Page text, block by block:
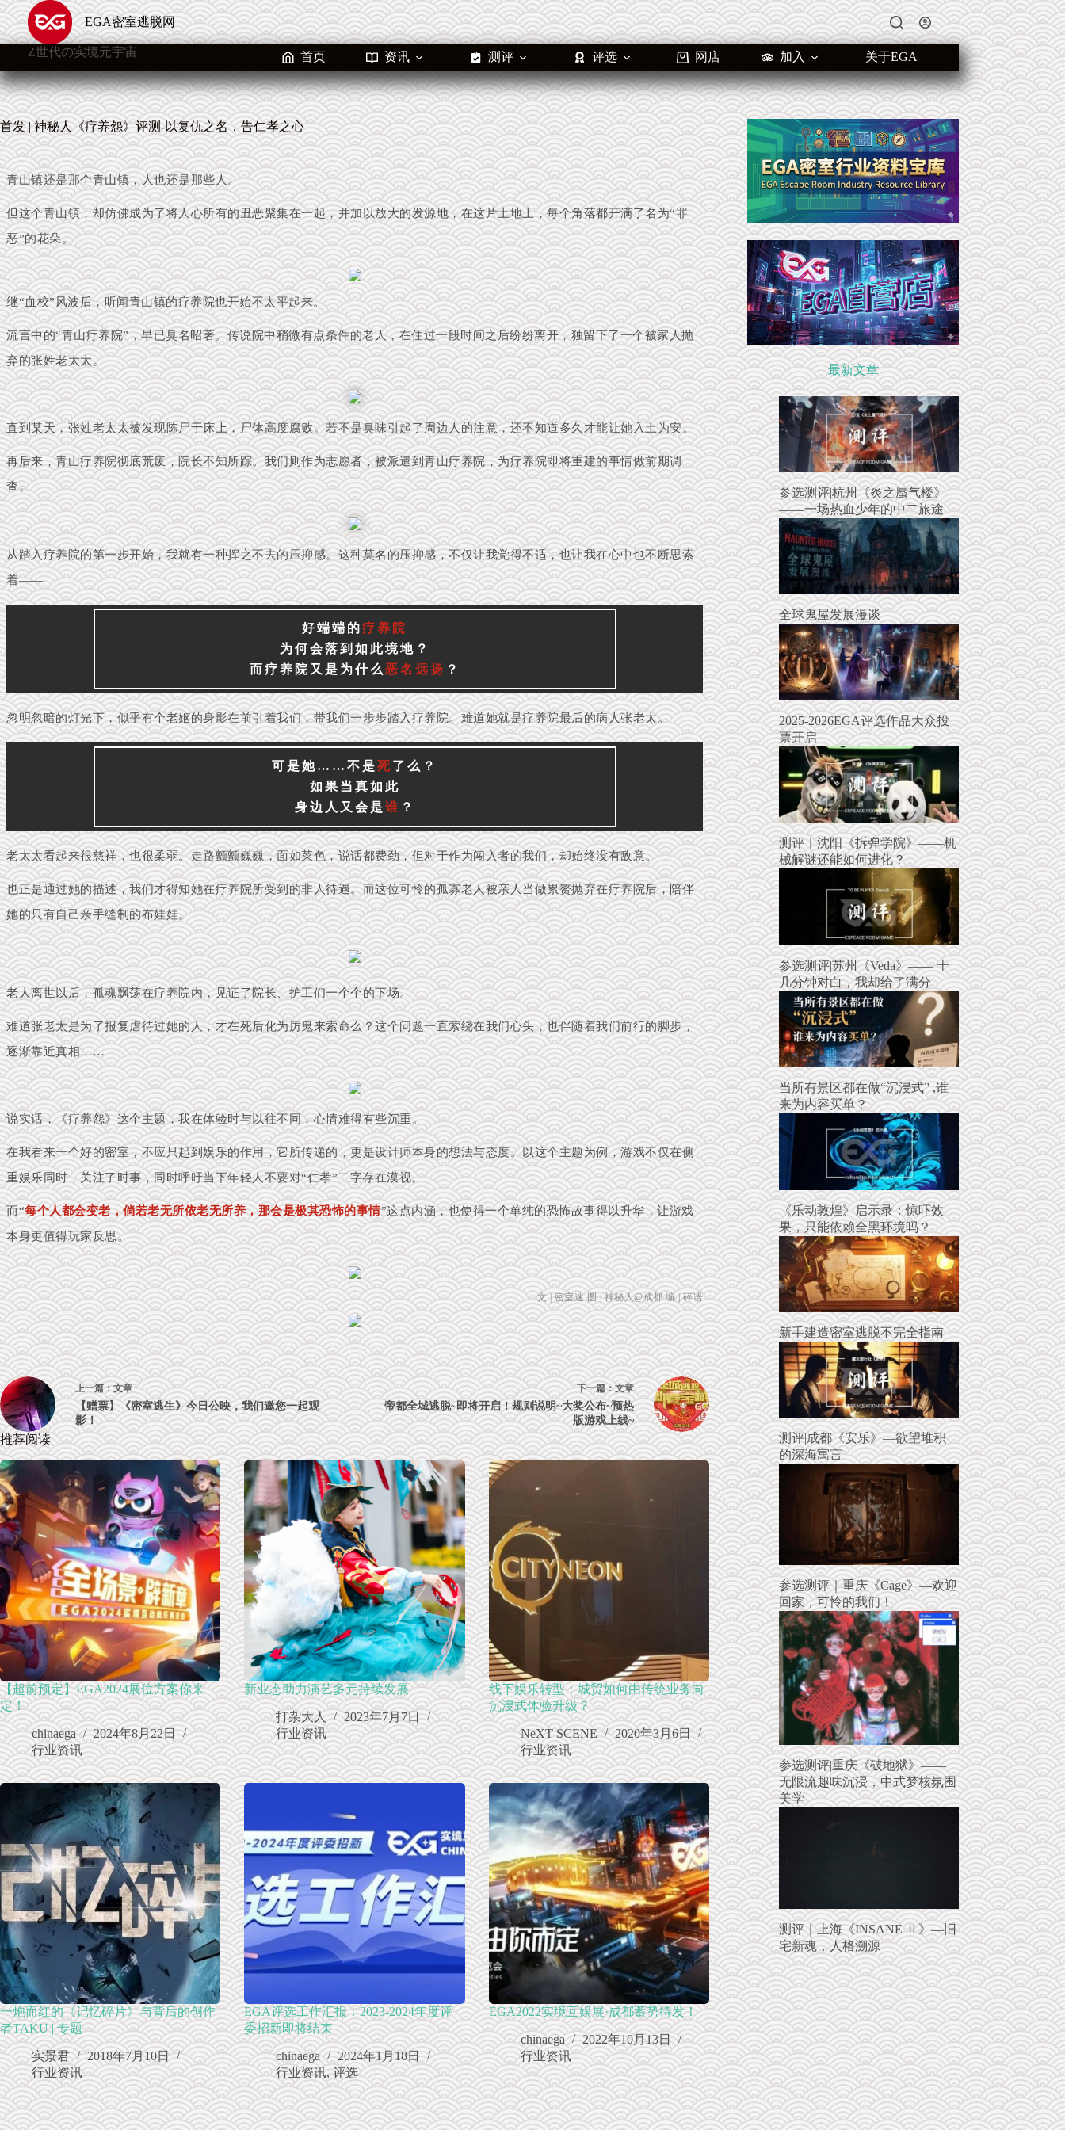
跳
至
内
EGA密室逃脱网
Z世代の实境元宇宙 首页 资讯 测评 评选 网店 加入 关于EGA
首发 | 神秘人《疗养怨》评测-以复仇之名，告仁孝之心
青山镇还是那个青山镇，人也还是那些人。
但这个青山镇，却仿佛成为了将人心所有的丑恶聚集在一起，并加以放大的发源地，在这片土地上，每个角落都开满了名为“罪
恶”的花朵。
继“血校”风波后，听闻青山镇的疗养院也开始不太平起来。
流言中的“青山疗养院”，早已臭名昭著。传说院中稍微有点条件的老人，在住过一段时间之后纷纷离开，独留下了一个被家人抛
弃的张姓老太太。
直到某天，张姓老太太被发现陈尸于床上，尸体高度腐败。若不是臭味引起了周边人的注意，还不知道多久才能让她入土为安。
再后来，青山疗养院彻底荒废，院长不知所踪。我们则作为志愿者，被派遣到青山疗养院，为疗养院即将重建的事情做前期调
查。
从踏入疗养院的第一步开始，我就有一种挥之不去的压抑感。这种莫名的压抑感，不仅让我觉得不适，也让我在心中也不断思索
着——
好端端的疗养院
为何会落到如此境地？
而疗养院又是为什么 恶名远扬 ？
忽明忽暗的灯光下，似乎有个老妪的身影在前引着我们，带我们一步步踏入疗养院。难道她就是疗养院最后的病人张老太。
可是她……不是死了么？
如果当真如此
身边人又会是谁 ？
老太太看起来很慈祥，也很柔弱。走路颤颤巍巍，面如菜色，说话都费劲，但对于作为闯入者的我们，却始终没有敌意。
也正是通过她的描述，我们才得知她在疗养院所受到的非人待遇。而这位可怜的孤寡老人被亲人当做累赘抛弃在疗养院后，陪伴
她的只有自己亲手缝制的布娃娃。
老人离世以后，孤魂飘荡在疗养院内，见证了院长、护工们一个个的下场。
难道张老太是为了报复虐待过她的人，才在死后化为厉鬼来索命么？这个问题一直萦绕在我们心头，也伴随着我们前行的脚步，
逐渐靠近真相……
说实话，《疗养怨》这个主题，我在体验时与以往不同，心情难得有些沉重。
在我看来一个好的密室，不应只起到娱乐的作用，它所传递的，更是设计师本身的想法与态度。以这个主题为例，游戏不仅在侧
重娱乐同时，关注了时事，同时呼吁当下年轻人不要对“仁孝”二字存在漠视。
而“每个人都会变老，倘若老无所依老无所养，那会是极其恐怖的事情”这点内涵，也使得一个单纯的恐怖故事得以升华，让游戏
本身更值得玩家反思。
文 | 密室迷 图 | 神秘人@成都 编 | 碎语
上一篇：文章
【赠票】《密室逃生》今日公映，我们邀您一起观
影！
下一篇：文章
帝都全城逃脱~即将开启！规则说明~大奖公布~预热
版游戏上线~
推荐阅读
【超前预定】EGA2024展位方案你来
定！
chinaega
2024年8月22日
行业资讯
新业态助力演艺多元持续发展
打杂大人
2023年7月7日
行业资讯
线下娱乐转型：城贸如何由传统业务向
沉浸式体验升级？
NeXT SCENE
2020年3月6日
行业资讯
一炮而红的《记忆碎片》与背后的创作
者TAKU | 专题
实景君
2018年7月10日
行业资讯
EGA评选工作汇报：2023-2024年度评
委招新即将结束
chinaega
2024年1月18日
行业资讯,评选
EGA2022实境互娱展·成都蓄势待发！
chinaega
2022年10月13日
行业资讯
最新文章
参选测评|杭州《炎之蜃气楼》
——一场热血少年的中二旅途
全球鬼屋发展漫谈
2025-2026EGA评选作品大众投
票开启
测评｜沈阳《拆弹学院》——机
械解谜还能如何进化？
参选测评|苏州《Veda》—— 十
几分钟对白，我却给了满分
当所有景区都在做“沉浸式” ,谁
来为内容买单？
《乐动敦煌》启示录：惊吓效
果，只能依赖全黑环境吗？
新手建造密室逃脱不完全指南
测评|成都《安乐》—欲望堆积
的深海寓言
参选测评｜重庆《Cage》—欢迎
回家，可怜的我们！
参选测评|重庆《破地狱》——
无限流趣味沉浸，中式梦核氛围
美学
测评｜上海《INSANE Ⅱ》—旧
宅新魂，人格溯源